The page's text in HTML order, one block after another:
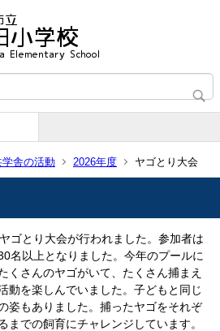
学舎の活動 2026年度 ヤゴとり大会
ゴとり大会が行われました。参加者は
名以上となりました。今年のプールに
くさんのヤゴがいて、たくさん捕まえ
動を楽しんでいました。子どもと同じ
姿もありました。捕ったヤゴをそれぞ
までの飼育にチャレンジしています。